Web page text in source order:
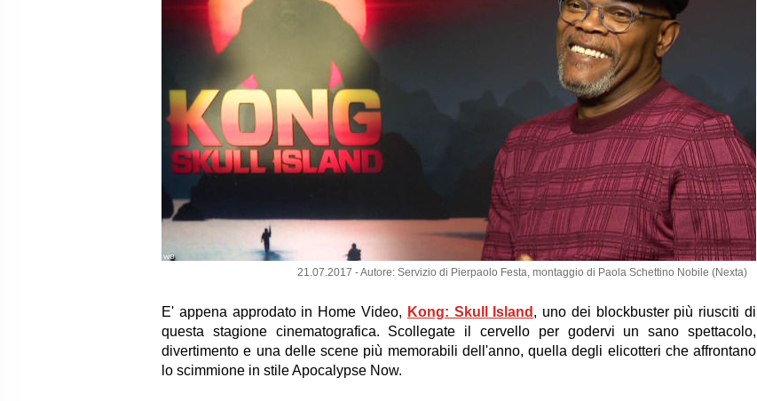
WB
21.07.2017 - Autore: Servizio di Pierpaolo Festa, montaggio di Paola Schettino Nobile (Nexta)
E' appena approdato in Home Video, Kong: Skull Island , uno dei blockbuster più riusciti di
questa stagione cinematografica. Scollegate il cervello per godervi un sano spettacolo,
divertimento e una delle scene più memorabili dell'anno, quella degli elicotteri che affrontano
lo scimmione in stile Apocalypse Now.